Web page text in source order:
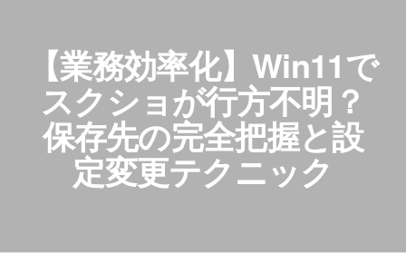
【業務効率化】Win11で
スクショが行方不明？
保存先の完全把握と設
定変更テクニック